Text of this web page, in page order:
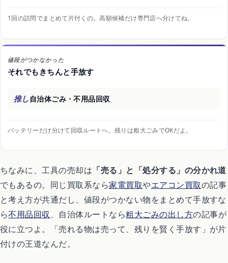
1回の訪問でまとめて片付くの。高額候補だけ専門店へ分けてね。
値段がつかなかった
それでもきちんと手放す
推し 自治体ごみ・不用品回収
バッテリーだけ分けて回収ルートへ。残りは粗大ごみでOKだよ。
ちなみに、工具の売却は 「売る」と「処分する」の分かれ道
でもあるの。同じ買取系なら家電買取やエアコン買取の記事
と考え方が共通だし、値段がつかない物をまとめて手放すな
ら不用品回収、自治体ルートなら粗大ごみの出し方の記事が
役に立つよ。「売れる物は売って、残りを賢く手放す」が片
付けの王道なんだ。